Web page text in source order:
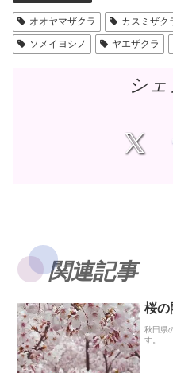
オオヤマザクラ カスミザク
ソメイヨシノ
ヤエザクラ
シ
関連記事
桜の
秋田県
す。